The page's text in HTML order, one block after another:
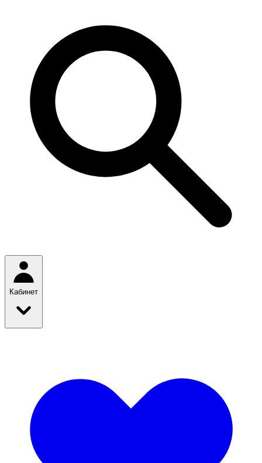
Кабинет